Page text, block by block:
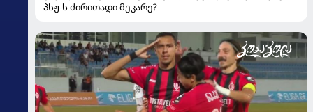
პსჟ-ს ძირითადი მეკარე?